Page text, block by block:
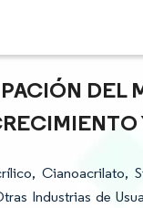
DEL
Cianoacrilato,
Industrias de